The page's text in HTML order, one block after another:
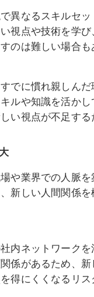
異なるスキルセ
視点や技術を学
のは難しい場合も
でに慣れ親しん
ルや知識を活か
い視点が不足す
や業界での人脈
新しい人間関係
内ネットワーク
係があるため、
得にくくなるリス